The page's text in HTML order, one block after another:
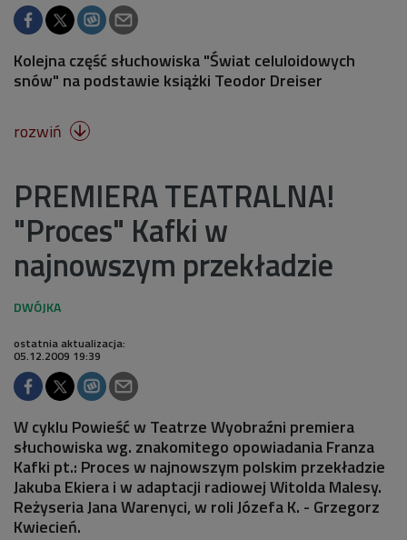
Kolejna część słuchowiska "Świat celuloidowych
snów" na podstawie książki Teodor Dreiser
rozwiń 
PREMIERA TEATRALNA!
"Proces" Kafki w
najnowszym przekładzie
ostatnia aktualizacja:
05.12.2009 19:39
W cyklu Powieść w Teatrze Wyobraźni premiera
słuchowiska wg. znakomitego opowiadania Franza
Kafki pt.: Proces w najnowszym polskim przekładzie
Jakuba Ekiera i w adaptacji radiowej Witolda Malesy.
Reżyseria Jana Warenyci, w roli Józefa K. - Grzegorz
Kwiecień.